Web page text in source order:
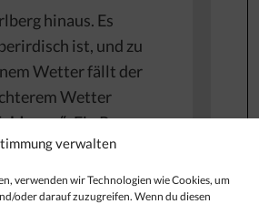
verwalten
verwenden wir Technologien wie Cookies, um
oder darauf zuzugreifen. Wenn du diesen
hinaus. Es
ist, und zu
Wetter fällt der
Wetter
Ein Raum
der Homogenität